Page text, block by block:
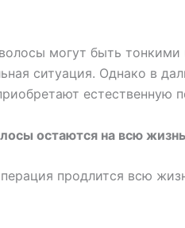
могут быть тонкими
ситуация. Однако в
естественную
остаются на всю жизнь
продлится всю